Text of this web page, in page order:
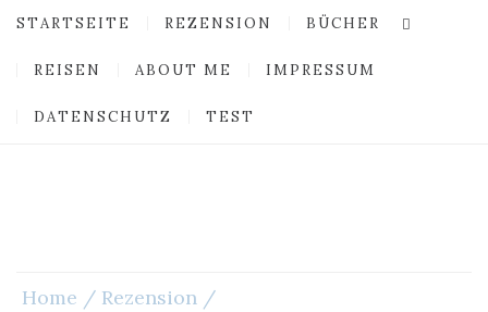
STARTSEITE REZENSION BÜCHER
REISEN ABOUT ME IMPRESSUM
DATENSCHUTZ TEST
Home
Rezension